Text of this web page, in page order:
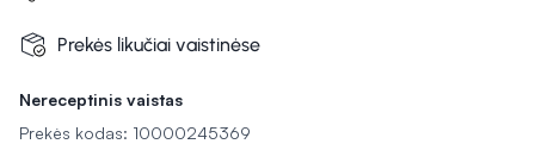
Nereceptinis vaistas
Prekės kodas: 10000245369
Prekės likučiai vaistinėse